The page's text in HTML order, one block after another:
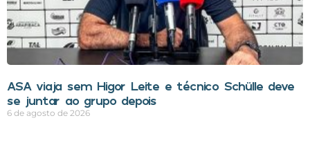
ASA viaja sem Higor Leite e técnico Schülle deve
se juntar ao grupo depois
6 de agosto de 2026